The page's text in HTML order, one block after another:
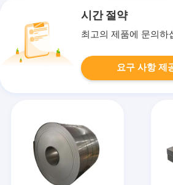
시간 절약
최고의 제품에 문의하
요구 사항 제